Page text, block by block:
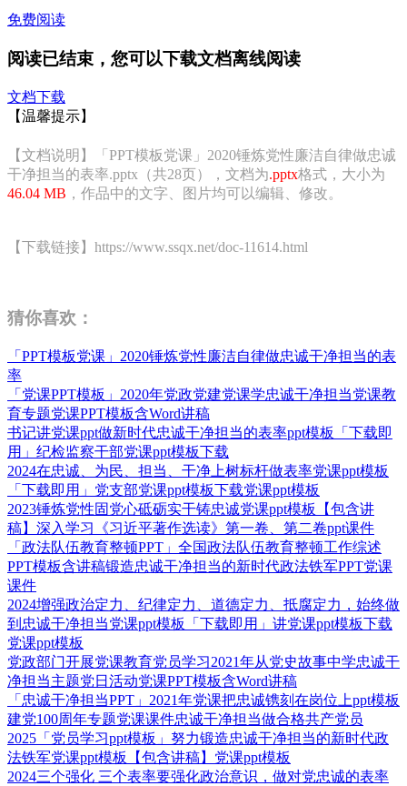
免费阅读
阅读已结束，您可以下载文档离线阅读
文档下载
【温馨提示】
【文档说明】「PPT模板党课」2020锤炼党性廉洁自律做忠诚
干净担当的表率.pptx（共28页），文档为.pptx格式，大小为
46.04 MB ，作品中的文字、图片均可以编辑、修改。
【下载链接】https://www.ssqx.net/doc-11614.html
猜你喜欢：
「PPT模板党课」2020锤炼党性廉洁自律做忠诚干净担当的表
率
「党课PPT模板」2020年党政党建党课学忠诚干净担当党课教
育专题党课PPT模板含Word讲稿
书记讲党课ppt做新时代忠诚干净担当的表率ppt模板「下载即
用」纪检监察干部党课ppt模板下载
2024在忠诚、为民、担当、干净上树标杆做表率党课ppt模板
「下载即用」党支部党课ppt模板下载党课ppt模板
2023锤炼党性固党心砥砺实干铸忠诚党课ppt模板【包含讲
稿】深入学习《习近平著作选读》第一卷、第二卷ppt课件
「政法队伍教育整顿PPT」全国政法队伍教育整顿工作综述
PPT模板含讲稿锻造忠诚干净担当的新时代政法铁军PPT党课
课件
2024增强政治定力、纪律定力、道德定力、抵腐定力，始终做
到忠诚干净担当党课ppt模板「下载即用」讲党课ppt模板下载
党课ppt模板
党政部门开展党课教育党员学习2021年从党史故事中学忠诚干
净担当主题党日活动党课PPT模板含Word讲稿
「忠诚干净担当PPT」2021年党课把忠诚镌刻在岗位上ppt模板
建党100周年专题党课课件忠诚干净担当做合格共产党员
2025「党员学习ppt模板」努力锻造忠诚干净担当的新时代政
法铁军党课ppt模板【包含讲稿】党课ppt模板
2024三个强化 三个表率要强化政治意识，做对党忠诚的表率